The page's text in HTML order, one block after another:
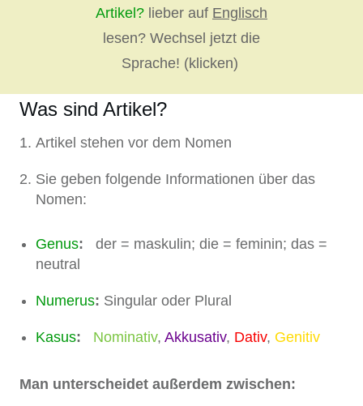
Artikel? lieber auf Englisch
lesen? Wechsel jetzt die
Sprache! (klicken)
Was sind Artikel?
Artikel stehen vor dem Nomen
Sie geben folgende Informationen über das
Nomen:
Genus: der = maskulin; die = feminin; das =
neutral
Numerus: Singular oder Plural
Kasus: Nominativ, Akkusativ, Dativ, Genitiv
Man unterscheidet außerdem zwischen: